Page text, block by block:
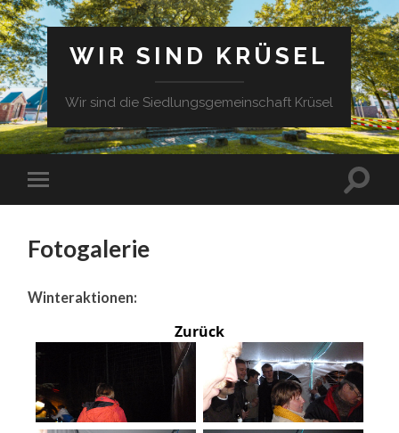
WIR SIND KRÜSEL
Wir sind die Siedlungsgemeinschaft Krüsel
Fotogalerie
Winteraktionen:
Zurück